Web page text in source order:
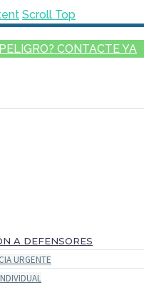
Scroll Top
CONTACTE YA
A DEFENSORES
URGENTE